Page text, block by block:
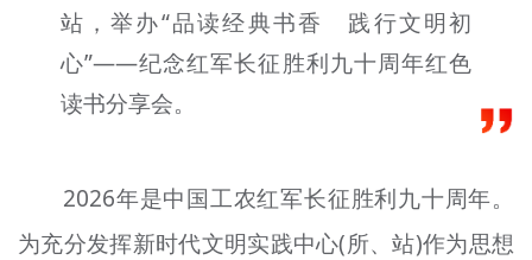
身边好人
文明评论
宣传思想文化人才
站，举办“品读经典书香 践行文明初
心”——纪念红军长征胜利九十周年红色
读书分享会。
2026年是中国工农红军长征胜利九十周年。
为充分发挥新时代文明实践中心(所、站)作为思想